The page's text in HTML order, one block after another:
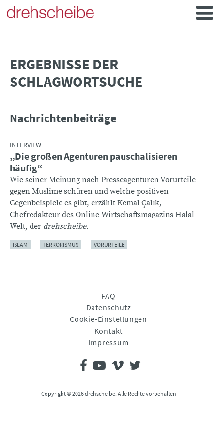
­ERGEBNISSE DER
SCHLAGWORTSUCHE
Nachrichtenbeiträge
INTERVIEW
„Die großen Agenturen pauschalisieren
häufig“
Wie seiner Meinung nach Presseagenturen Vorurteile
gegen Muslime schüren und welche positiven
Gegenbeispiele es gibt, erzählt Kemal Çalık,
Chefredakteur des Online-Wirtschaftsmagazins Halal-
Welt, der drehscheibe.
ISLAM TERRORISMUS VORURTEILE
FAQ
Datenschutz
Cookie-Einstellungen
Kontakt
Impressum
Copyright © 2026 drehscheibe. Alle Rechte vorbehalten